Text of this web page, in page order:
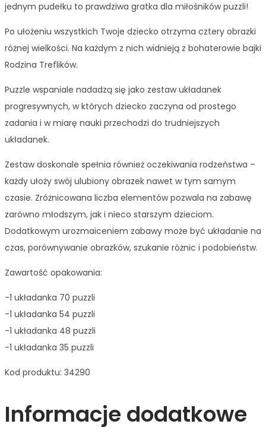
jednym pudełku to prawdziwa gratka dla miłośników puzzli!
Po ułożeniu wszystkich Twoje dziecko otrzyma cztery obrazki
różnej wielkości. Na każdym z nich widnieją z bohaterowie bajki
Rodzina Treflików.
Puzzle wspaniale nadadzą się jako zestaw układanek
progresywnych, w których dziecko zaczyna od prostego
zadania i w miarę nauki przechodzi do trudniejszych
układanek.
Zestaw doskonale spełnia również oczekiwania rodzeństwa –
każdy ułoży swój ulubiony obrazek nawet w tym samym
czasie. Zróżnicowana liczba elementów pozwala na zabawę
zarówno młodszym, jak i nieco starszym dzieciom.
Dodatkowym urozmaiceniem zabawy może być układanie na
czas, porównywanie obrazków, szukanie różnic i podobieństw.
Zawartość opakowania:
-1 układanka 70 puzzli
-1 układanka 54 puzzli
-1 układanka 48 puzzli
-1 układanka 35 puzzli
Kod produktu: 34290
Informacje dodatkowe